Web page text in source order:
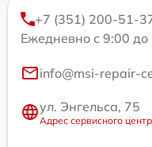
+7 (351) 200-51-
Ежедневно с 9:00 до
info@msi-repair-
ул. Энгельса, 75
Адрес сервисного